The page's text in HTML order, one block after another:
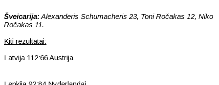
Šveicarija:Alexanderis Schumacheris 23, Toni Ročakas 12, Niko
Ročakas 11.
Kiti rezultatai:
Latvija 112:66 Austrija